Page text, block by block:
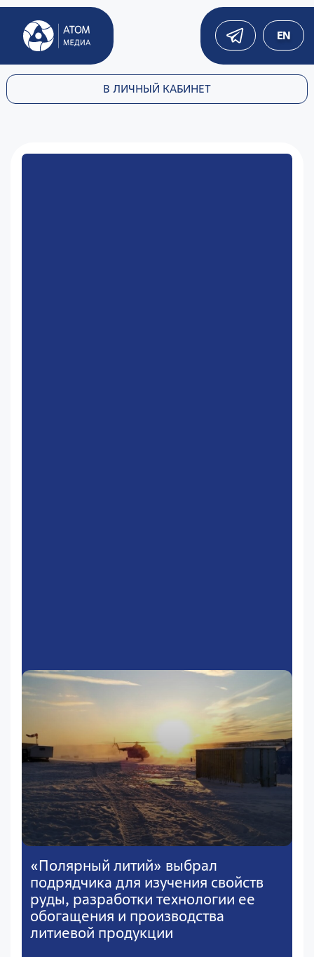
EN
В ЛИЧНЫЙ КАБИНЕТ
«Полярный литий» выбрал
подрядчика для изучения свойств
руды, разработки технологии ее
обогащения и производства
литиевой продукции